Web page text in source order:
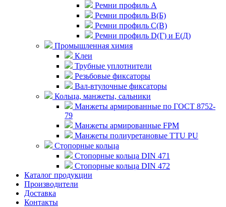
Ремни профиль А
Ремни профиль В(Б)
Ремни профиль С(В)
Ремни профиль D(Г) и E(Д)
Промышленная химия
Клеи
Трубные уплотнители
Резьбовые фиксаторы
Вал-втулочные фиксаторы
Кольца, манжеты, сальники
Манжеты армированные по ГОСТ 8752-
79
Манжеты армированные FPM
Манжеты полиуретановые TTU PU
Стопорные кольца
Стопорные кольца DIN 471
Стопорные кольца DIN 472
Каталог продукции
Производители
Доставка
Контакты